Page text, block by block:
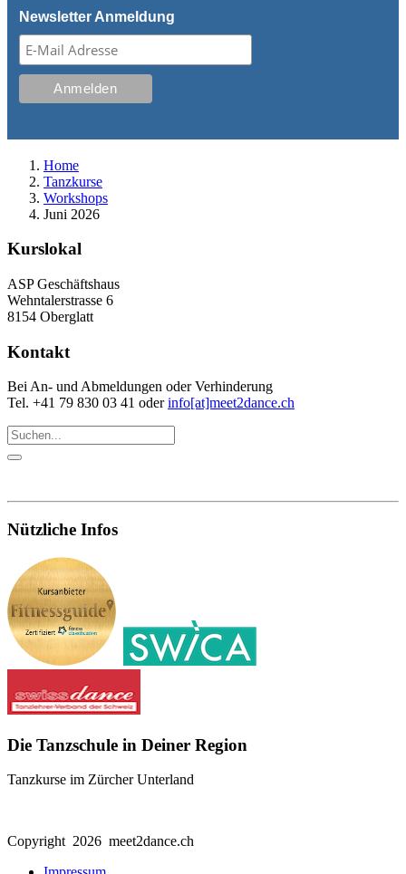
Newsletter Anmeldung
Home
Tanzkurse
Workshops
Juni 2026
Kurslokal
ASP Geschäftshaus
Wehntalerstrasse 6
8154 Oberglatt
Kontakt
Bei An- und Abmeldungen oder Verhinderung
Tel. +41 79 830 03 41 oderinfo[at]meet2dance.ch
Nützliche Infos
Die Tanzschule in Deiner Region
Tanzkurse im Zürcher Unterland
Copyright 2026 meet2dance.ch